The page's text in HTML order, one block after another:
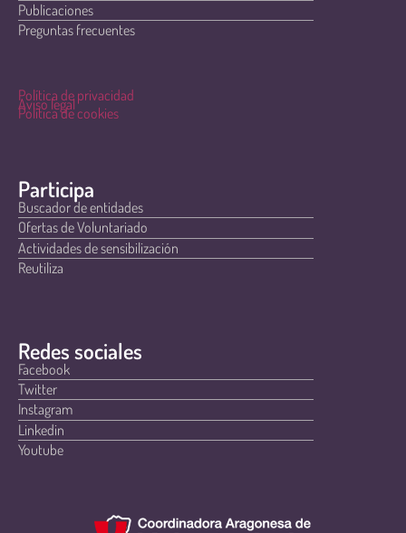
Publicaciones
Preguntas frecuentes
Política de privacidad
Aviso legal
Política de cookies
Participa
Buscador de entidades
Ofertas de Voluntariado
Actividades de sensibilización
Reutiliza
Redes sociales
Facebook
Twitter
Instagram
Linkedin
Youtube